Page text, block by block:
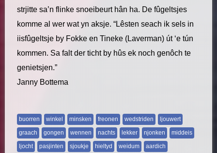
strjitte sa’n flinke snoeibeurt hân ha. De fûgeltsjes
komme al wer wat yn aksje. “Lêsten seach ik sels in
iisfûgeltsje by Fokke en Tineke (Laverman) út ‘e tún
kommen. Sa falt der ticht by hûs ek noch genôch te
genietsjen.”
Janny Bottema
buorren winkel minsken freonen wedstriden
ljouwert
graach
gongen wennen nachts lekker njonken
middeis
ljocht
pasjinten sjoukje hieltyd weidum aardich